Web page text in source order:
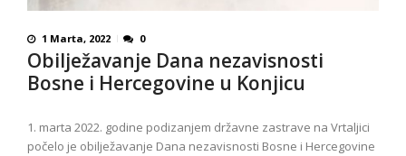
1 Marta, 2022 0
Obilježavanje Dana nezavisnosti
Bosne i Hercegovine u Konjicu
1. marta 2022. godine podizanjem državne zastrave na Vrtaljici
počelo je obilježavanje Dana nezavisnosti Bosne i Hercegovine